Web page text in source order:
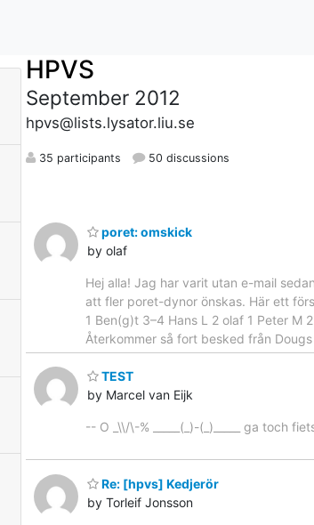
HPVS
September 2012
hpvs@lists.lysator.liu.se
35 participants 50 discussions
poret: omskick
by olaf
Hej alla! Jag har varit utan e-mail
att fler poret-dynor önskas. Här ett
1 Ben(g)t 3–4 Hans L 2 olaf 1 Peter M
Återkommer så fort besked från
TEST
by Marcel van Eijk
-- O _\\/\-% _____(_)-(_)_____ ga toch
Re: [hpvs] Kedjerör
by Torleif Jonsson